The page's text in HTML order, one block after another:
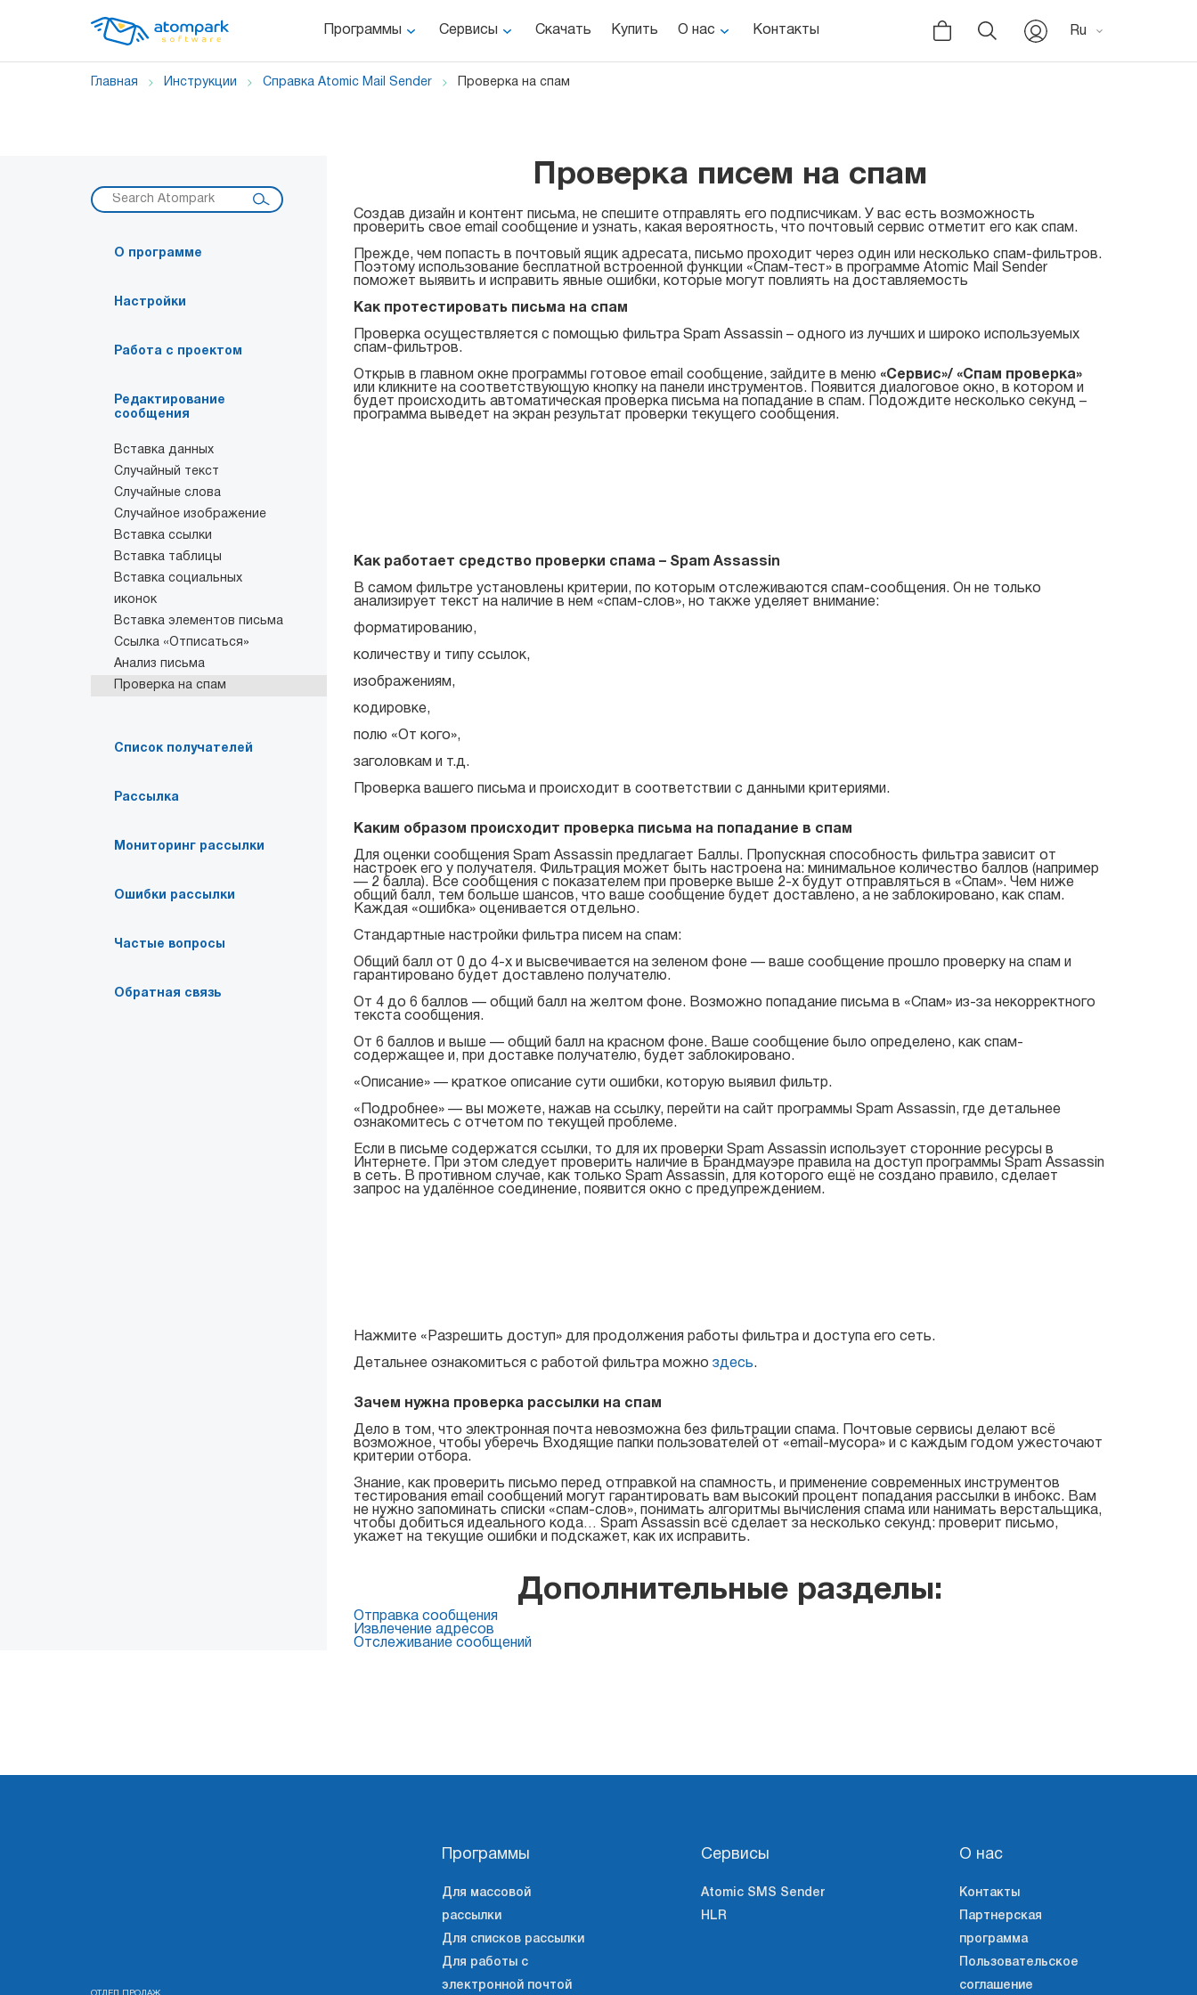
Программы Сервисы Скачать Купить О нас Контакты Ru
Главная Инструкции Справка Atomic Mail Sender Проверка на спам
О программе
Настройки
Работа с проектом
Редактирование
сообщения
Вставка данных
Случайный текст
Случайные слова
Случайное изображение
Вставка ссылки
Вставка таблицы
Вставка социальных
иконок
Вставка элементов письма
Ссылка «Отписаться»
Анализ письма
Проверка на спам
Список получателей
Рассылка
Мониторинг рассылки
Ошибки рассылки
Частые вопросы
Обратная связь
Проверка писем на спам
Создав дизайн и контент письма, не спешите отправлять его подписчикам. У вас есть возможность
проверить свое email сообщение и узнать, какая вероятность, что почтовый сервис отметит его как спам.
Прежде, чем попасть в почтовый ящик адресата, письмо проходит через один или несколько спам-фильтров.
Поэтому использование бесплатной встроенной функции «Спам-тест» в программе Atomic Mail Sender
поможет выявить и исправить явные ошибки, которые могут повлиять на доставляемость
Как протестировать письма на спам
Проверка осуществляется с помощью фильтра Spam Assassin – одного из лучших и широко используемых
спам-фильтров.
Открыв в главном окне программы готовое email сообщение, зайдите в меню «Сервис»/ «Спам проверка»
или кликните на соответствующую кнопку на панели инструментов. Появится диалоговое окно, в котором и
будет происходить автоматическая проверка письма на попадание в спам. Подождите несколько секунд –
программа выведет на экран результат проверки текущего сообщения.
Как работает средство проверки спама – Spam Assassin
В самом фильтре установлены критерии, по которым отслеживаются спам-сообщения. Он не только
анализирует текст на наличие в нем «спам-слов», но также уделяет внимание:
форматированию,
количеству и типу ссылок,
изображениям,
кодировке,
полю «От кого»,
заголовкам и т.д.
Проверка вашего письма и происходит в соответствии с данными критериями.
Каким образом происходит проверка письма на попадание в спам
Для оценки сообщения Spam Assassin предлагает Баллы. Пропускная способность фильтра зависит от
настроек его у получателя. Фильтрация может быть настроена на: минимальное количество баллов (например
— 2 балла). Все сообщения с показателем при проверке выше 2-х будут отправляться в «Спам». Чем ниже
общий балл, тем больше шансов, что ваше сообщение будет доставлено, а не заблокировано, как спам.
Каждая «ошибка» оценивается отдельно.
Стандартные настройки фильтра писем на спам:
Общий балл от 0 до 4-х и высвечивается на зеленом фоне — ваше сообщение прошло проверку на спам и
гарантировано будет доставлено получателю.
От 4 до 6 баллов — общий балл на желтом фоне. Возможно попадание письма в «Спам» из-за некорректного
текста сообщения.
От 6 баллов и выше — общий балл на красном фоне. Ваше сообщение было определено, как спам-
содержащее и, при доставке получателю, будет заблокировано.
«Описание» — краткое описание сути ошибки, которую выявил фильтр.
«Подробнее» — вы можете, нажав на ссылку, перейти на сайт программы Spam Assassin, где детальнее
ознакомитесь с отчетом по текущей проблеме.
Если в письме содержатся ссылки, то для их проверки Spam Assassin использует сторонние ресурсы в
Интернете. При этом следует проверить наличие в Брандмауэре правила на доступ программы Spam Assassin
в сеть. В противном случае, как только Spam Assassin, для которого ещё не создано правило, сделает
запрос на удалённое соединение, появится окно с предупреждением.
Нажмите «Разрешить доступ» для продолжения работы фильтра и доступа его сеть.
Детальнее ознакомиться с работой фильтра можно здесь.
Зачем нужна проверка рассылки на спам
Дело в том, что электронная почта невозможна без фильтрации спама. Почтовые сервисы делают всё
возможное, чтобы уберечь Входящие папки пользователей от «email-мусора» и с каждым годом ужесточают
критерии отбора.
Знание, как проверить письмо перед отправкой на спамность, и применение современных инструментов
тестирования email сообщений могут гарантировать вам высокий процент попадания рассылки в инбокс. Вам
не нужно запоминать списки «спам-слов», понимать алгоритмы вычисления спама или нанимать верстальщика,
чтобы добиться идеального кода… Spam Assassin всё сделает за несколько секунд: проверит письмо,
укажет на текущие ошибки и подскажет, как их исправить.
Дополнительные разделы:
Отправка сообщения
Извлечение адресов
Отслеживание сообщений
Программы
Для массовой
рассылки
Для списков рассылки
Для работы с
электронной почтой
Сервисы
Atomic SMS Sender
HLR
О нас
Контакты
Партнерская
программа
Пользовательское
соглашение